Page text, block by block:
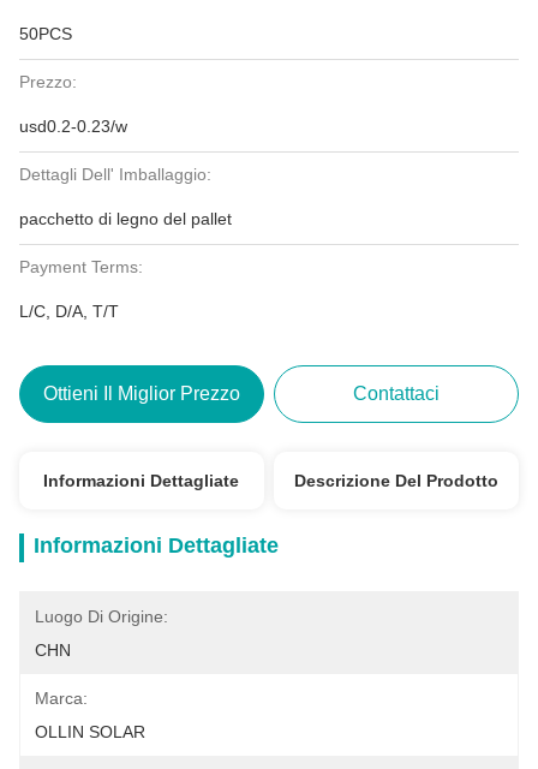
50PCS
Prezzo:
usd0.2-0.23/w
Dettagli Dell' Imballaggio:
pacchetto di legno del pallet
Payment Terms:
L/C, D/A, T/T
Ottieni Il Miglior Prezzo Contattaci
Informazioni Dettagliate Descrizione Del Prodotto
Informazioni Dettagliate
Luogo Di Origine:
CHN
Marca:
OLLIN SOLAR